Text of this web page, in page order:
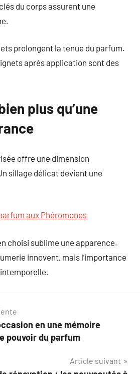
du corps assurent une
prolongent la tenue du parfum.
après application sont des
plus qu’une
offre une dimension
sillage délicat devient une
aux Phéromones
choisi sublime une apparence.
innovent, mais l’importance
en une mémoire
pouvoir du parfum
Article suivant